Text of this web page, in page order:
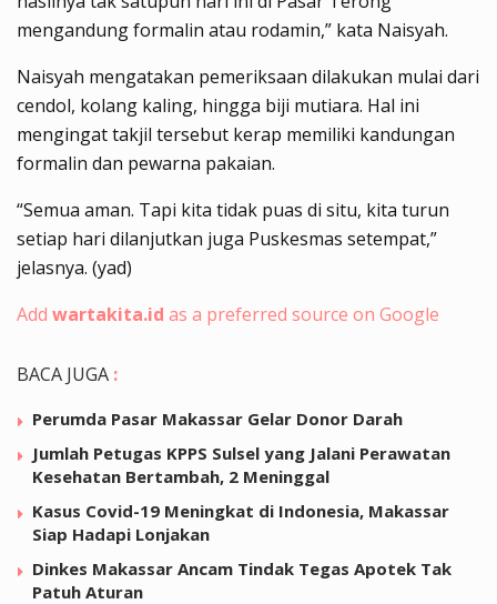
mengandung formalin atau rodamin,” kata Naisyah.
Naisyah mengatakan pemeriksaan dilakukan mulai dari
cendol, kolang kaling, hingga biji mutiara. Hal ini
mengingat takjil tersebut kerap memiliki kandungan
formalin dan pewarna pakaian.
“Semua aman. Tapi kita tidak puas di situ, kita turun
setiap hari dilanjutkan juga Puskesmas setempat,”
jelasnya. (yad)
Add wartakita.id as a preferred source on Google
BACA JUGA :
Perumda Pasar Makassar Gelar Donor Darah
Jumlah Petugas KPPS Sulsel yang Jalani Perawatan
Kesehatan Bertambah, 2 Meninggal
Kasus Covid-19 Meningkat di Indonesia, Makassar
Siap Hadapi Lonjakan
Dinkes Makassar Ancam Tindak Tegas Apotek Tak
Patuh Aturan